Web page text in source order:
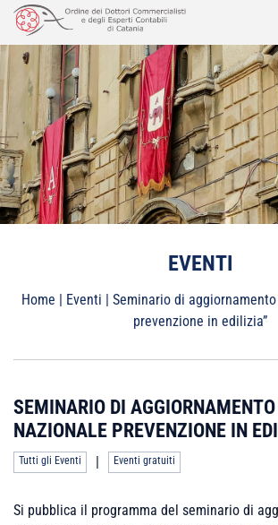
Vai
contenuto
EVENTI
Home | Eventi | Seminario di
prevenzione in edilizia”
SEMINARIO DI
NAZIONALE PREVENZIONE IN
Tutti gli Eventi | Eventi gratuiti
Si pubblica il programma del seminario di